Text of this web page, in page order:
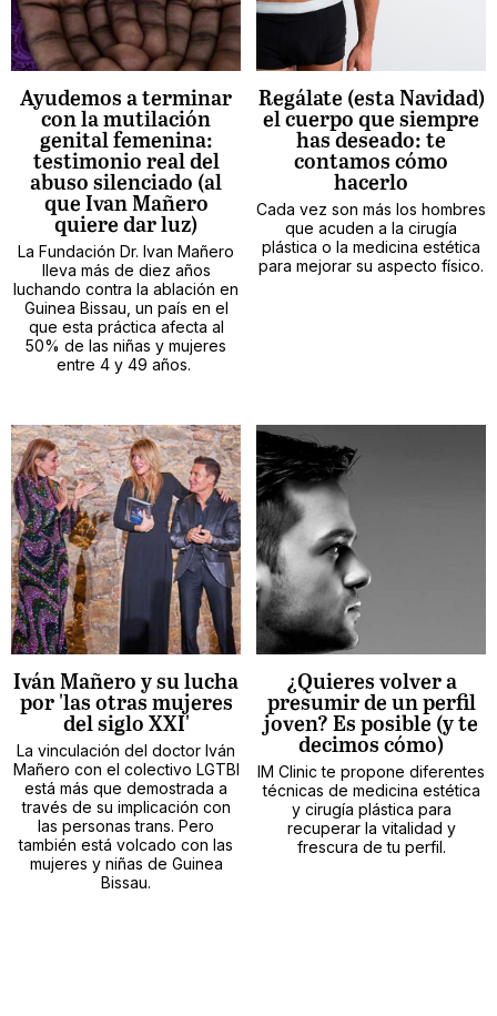
Ayudemos a terminar
con la mutilación
genital femenina:
testimonio real del
abuso silenciado (al
que Ivan Mañero
quiere dar luz)
La Fundación Dr. Ivan Mañero
lleva más de diez años
luchando contra la ablación en
Guinea Bissau, un país en el
que esta práctica afecta al
50% de las niñas y mujeres
entre 4 y 49 años.
Regálate (esta Navidad)
el cuerpo que siempre
has deseado: te
contamos cómo
hacerlo
Cada vez son más los hombres
que acuden a la cirugía
plástica o la medicina estética
para mejorar su aspecto físico.
Iván Mañero y su lucha
por 'las otras mujeres
del siglo XXI'
La vinculación del doctor Iván
Mañero con el colectivo LGTBI
está más que demostrada a
través de su implicación con
las personas trans. Pero
también está volcado con las
mujeres y niñas de Guinea
Bissau.
¿Quieres volver a
presumir de un perfil
joven? Es posible (y te
decimos cómo)
IM Clinic te propone diferentes
técnicas de medicina estética
y cirugía plástica para
recuperar la vitalidad y
frescura de tu perfil.